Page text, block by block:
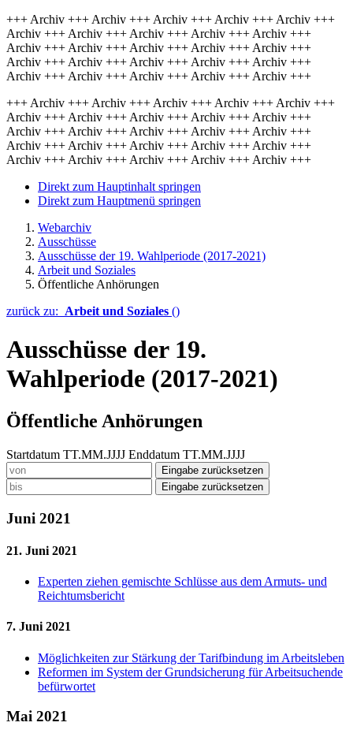
+++ Archiv +++ Archiv +++ Archiv +++ Archiv +++ Archiv +++
Archiv +++ Archiv +++ Archiv +++ Archiv +++ Archiv +++
Archiv +++ Archiv +++ Archiv +++ Archiv +++ Archiv +++
Archiv +++ Archiv +++ Archiv +++ Archiv +++ Archiv +++
Archiv +++ Archiv +++ Archiv +++ Archiv +++ Archiv +++
+++ Archiv +++ Archiv +++ Archiv +++ Archiv +++ Archiv +++
Archiv +++ Archiv +++ Archiv +++ Archiv +++ Archiv +++
Archiv +++ Archiv +++ Archiv +++ Archiv +++ Archiv +++
Archiv +++ Archiv +++ Archiv +++ Archiv +++ Archiv +++
Archiv +++ Archiv +++ Archiv +++ Archiv +++ Archiv +++
Direkt zum Hauptinhalt springen
Direkt zum Hauptmenü springen
Webarchiv
Ausschüsse
Ausschüsse der 19. Wahlperiode (2017-2021)
Arbeit und Soziales
Öffentliche Anhörungen
zurück zu: Arbeit und Soziales ()
Ausschüsse der 19.
Wahlperiode (2017-2021)
Öffentliche Anhörungen
Startdatum TT.MM.JJJJ Enddatum TT.MM.JJJJ
Eingabe zurücksetzen
Eingabe zurücksetzen
Juni 2021
21. Juni 2021
Experten ziehen gemischte Schlüsse aus dem Armuts- und
Reichtums­bericht
7. Juni 2021
Möglichkeiten zur Stär­kung der Tarifbindung im Arbeitsleben
Reformen im System der Grundsicherung für Ar­beitsuchende
befürwortet
Mai 2021